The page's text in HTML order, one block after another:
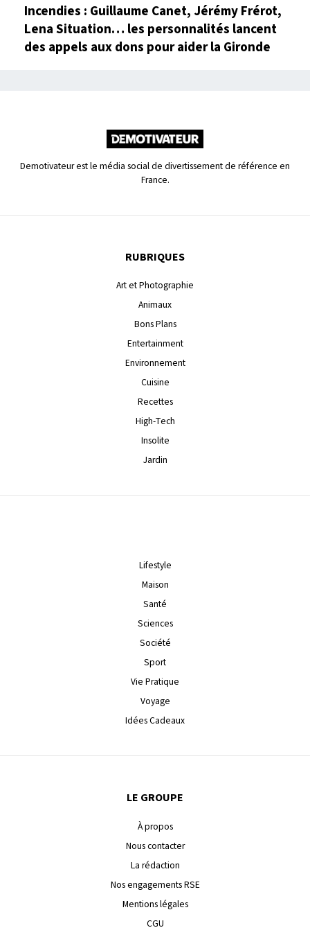
Incendies : Guillaume Canet, Jérémy Frérot,
Lena Situation… les personnalités lancent
des appels aux dons pour aider la Gironde
Demotivateur est le média social de divertissement de référence en
France.
RUBRIQUES
Art et Photographie
Animaux
Bons Plans
Entertainment
Environnement
Cuisine
Recettes
High-Tech
Insolite
Jardin
Lifestyle
Maison
Santé
Sciences
Société
Sport
Vie Pratique
Voyage
Idées Cadeaux
LE GROUPE
À propos
Nous contacter
La rédaction
Nos engagements RSE
Mentions légales
CGU